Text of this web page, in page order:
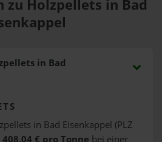
zu Holzpellets in Bad
in Bad
in Bad Eisenkappel (PLZ
408,04 € pro Tonne bei einer